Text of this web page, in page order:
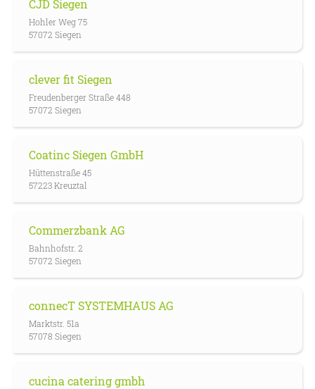
CJD Siegen
Hohler Weg 75
57072 Siegen
clever fit Siegen
Freudenberger Straße 448
57072 Siegen
Coatinc Siegen GmbH
Hüttenstraße 45
57223 Kreuztal
Commerzbank AG
Bahnhofstr. 2
57072 Siegen
connecT SYSTEMHAUS AG
Marktstr. 51a
57078 Siegen
cucina catering gmbh